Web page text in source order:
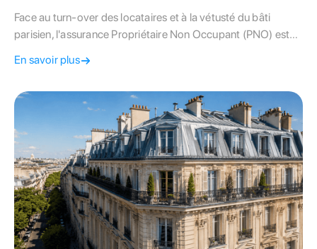
Face au turn-over des locataires et à la vétusté du bâti
parisien, l'assurance Propriétaire Non Occupant (PNO) est
clauses clés pour éviter les frais cachés en cas de sinistre.
En savoir plus